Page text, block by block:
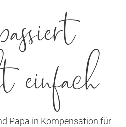
einfach
Papa in Kompensation für